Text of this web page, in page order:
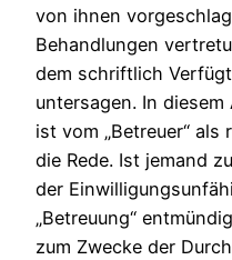
von ihnen
Behandlungen
dem schriftlich
untersagen. In diesem
ist vom „Betreuer“
die Rede. Ist jemand
der
„Betreuung“
zum Zwecke der